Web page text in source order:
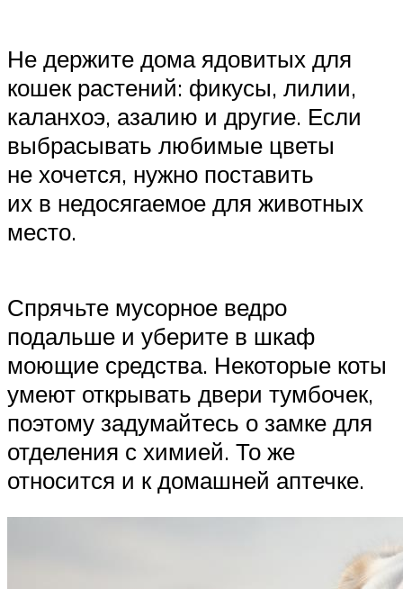
Не держите дома ядовитых для
кошек растений: фикусы, лилии,
каланхоэ, азалию и другие. Если
выбрасывать любимые цветы
не хочется, нужно поставить
их в недосягаемое для животных
место.
Спрячьте мусорное ведро
подальше и уберите в шкаф
моющие средства. Некоторые коты
умеют открывать двери тумбочек,
поэтому задумайтесь о замке для
отделения с химией. То же
относится и к домашней аптечке.